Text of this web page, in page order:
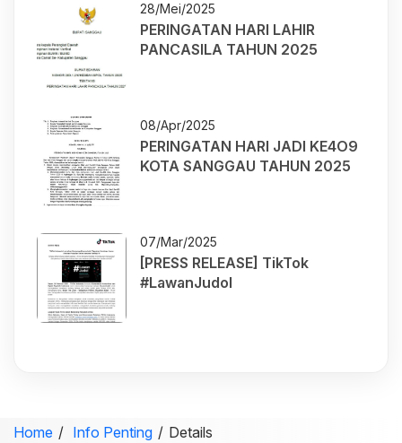
28/Mei/2025
PERINGATAN HARI LAHIR
PANCASILA TAHUN 2025
08/Apr/2025
PERINGATAN HARI JADI KE4O9
KOTA SANGGAU TAHUN 2025
07/Mar/2025
[PRESS RELEASE] TikTok
#LawanJudol
Home Info Penting Details